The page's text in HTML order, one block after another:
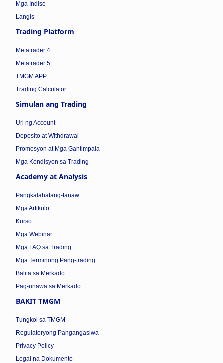
Mga Indise
Langis
Trading Platform
Metatrader 4
Metatrader 5
TMGM APP
Trading Calculator
Simulan ang Trading
Uri ng Account
Deposito at Withdrawal
Promosyon at Mga Gantimpala
Mga Kondisyon sa Trading
Academy at Analysis
Pangkalahatang-tanaw
Mga Artikulo
Kurso
Mga Webinar
Mga FAQ sa Trading
Mga Terminong Pang-trading
Balita sa Merkado
Pag-unawa sa Merkado
BAKIT TMGM
Tungkol sa TMGM
Regulatoryong Pangangasiwa
Privacy Policy
Legal na Dokumento